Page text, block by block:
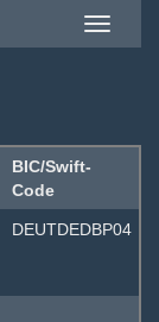
Toggle
BIC/Swift-
Code
DEUTDEDBP04